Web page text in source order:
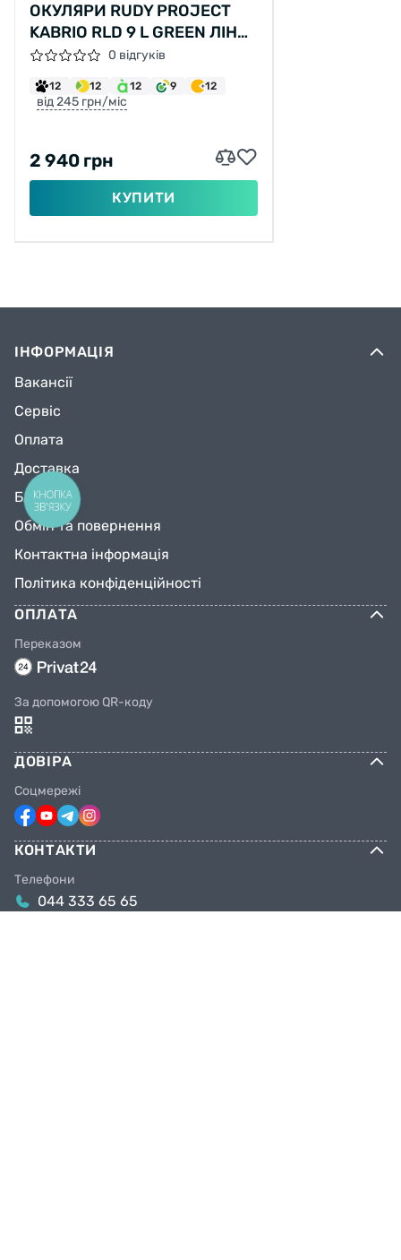
ОКУЛЯРИ RUDY PROJECT
KABRIO RLD 9 L GREEN ЛІНЗІ
GREEN LS 0 відгуків
12 12 12 9 12
від 245 грн/міс
2 940 грн
КУПИТИ
ІНФОРМАЦІЯ
Вакансії
Сервіс
Оплата
Доставка
Блог
Обмін та повернення
Контактна інформація
Політика конфіденційності
ОПЛАТА
Переказом
За допомогою QR-коду
ДОВІРА
Соцмережі
КОНТАКТИ
Телефони
044 333 65 65
КНОПКА
ЗВ'ЯЗКУ